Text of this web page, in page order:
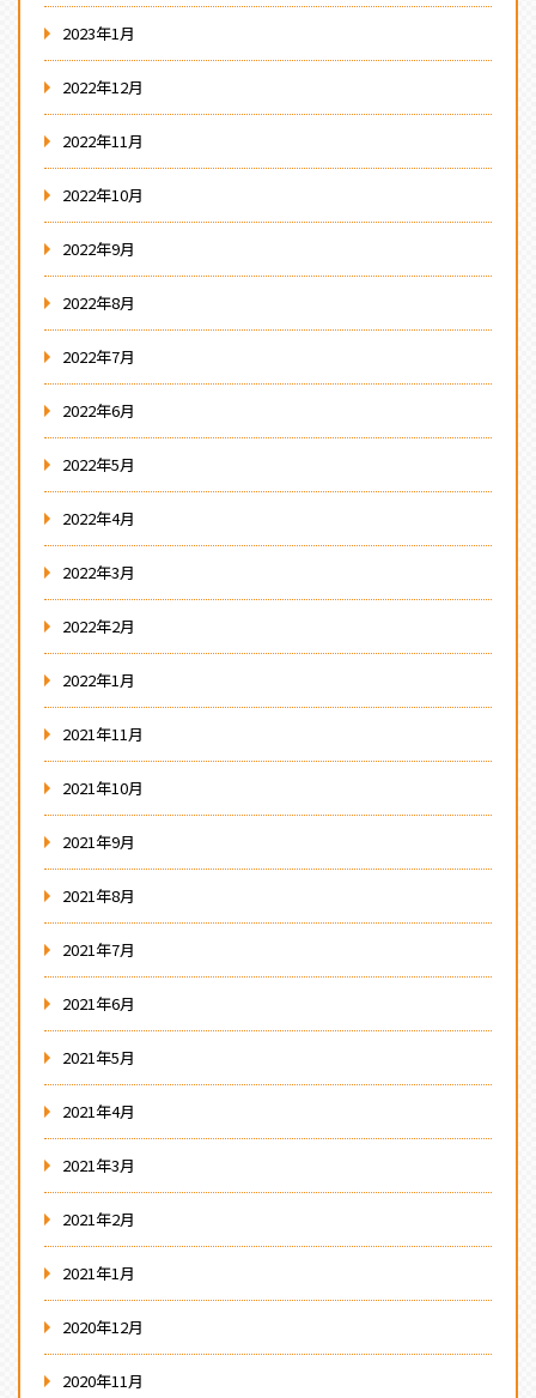
2023年1月
2022年12月
2022年11月
2022年10月
2022年9月
2022年8月
2022年7月
2022年6月
2022年5月
2022年4月
2022年3月
2022年2月
2022年1月
2021年11月
2021年10月
2021年9月
2021年8月
2021年7月
2021年6月
2021年5月
2021年4月
2021年3月
2021年2月
2021年1月
2020年12月
2020年11月